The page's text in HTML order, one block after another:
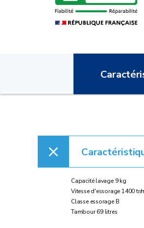
Capacité lavage 9 kg
Vitesse d'essorage 1400 tr/
Classe essorage B
Tambour 69 litres